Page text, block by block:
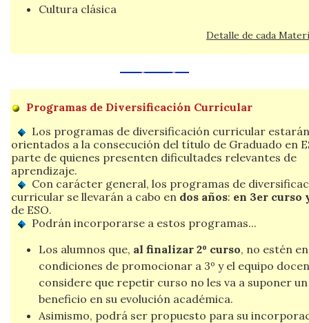
Cultura clásica
Detalle de cada
Programas de Diversificación Curricular
Los programas de diversificación curricular estarán
orientados a la consecución del título de Graduado en
parte de quienes presenten dificultades relevantes de
aprendizaje.
Con carácter general, los programas de
curricular se llevarán a cabo en dos años: en 3er curso
de ESO.
Podrán incorporarse a estos programas...
Los alumnos que, al finalizar 2º curso, no estén en
condiciones de promocionar a 3º y el equipo
considere que repetir curso no les va a suponer un
beneficio en su evolución académica.
Asimismo, podrá ser propuesto para su